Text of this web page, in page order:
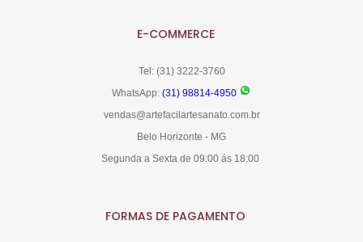
E-COMMERCE
Tel: (31) 3222-3760
WhatsApp: (31) 98814-4950
vendas@artefacilartesanato.com.br
Belo Horizonte - MG
Segunda a Sexta de 09:00 ás 18:00
FORMAS DE PAGAMENTO